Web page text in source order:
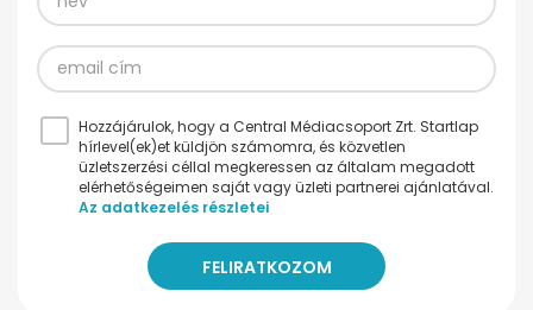
Hozzájárulok, hogy a Central Médiacsoport Zrt. Startlap
hírlevel(ek)et küldjön számomra, és közvetlen
üzletszerzési céllal megkeressen az általam megadott
elérhetőségeimen saját vagy üzleti partnerei ajánlatával.
Az adatkezelés részletei